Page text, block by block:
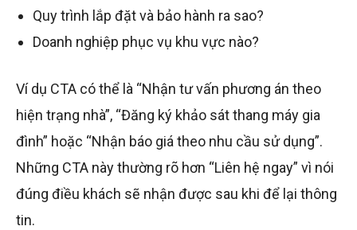
Quy trình lắp đặt và bảo hành ra sao?
Doanh nghiệp phục vụ khu vực nào?
Ví dụ CTA có thể là “Nhận tư vấn phương án theo
hiện trạng nhà”, “Đăng ký khảo sát thang máy gia
đình” hoặc “Nhận báo giá theo nhu cầu sử dụng”.
Những CTA này thường rõ hơn “Liên hệ ngay” vì nói
đúng điều khách sẽ nhận được sau khi để lại thông
tin.